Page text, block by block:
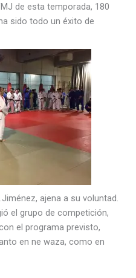
de esta temporada, 180
sido todo un éxito de
ajena a su voluntad.
el grupo de competición,
el programa previsto,
en ne waza, como en